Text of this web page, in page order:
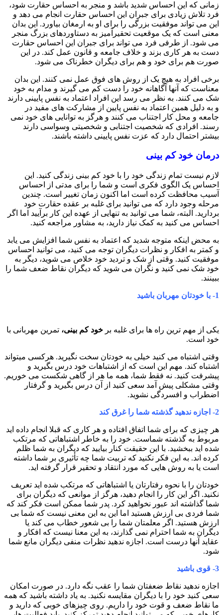
زمانی که این احساس شدید باشد و منجر به احساس حقارت شود،
فرد تلاش زیادی برای جبران این احساس حقارت انجام می دهد و
این می تواند موفقیت بزرگی را برای او به ارمغان بیاورد. این بدان
معنی است که یک موقعیت تحقیرآمیز به دستاوردهای بزرگ منجر
می شود. از طرفی فرد می تواند برای جبران این احساس حقارت
دست به هر کاری بزند و خلاف جامعه و قانون عمل کند. در این
صورت هم برای خود و هم برای دیگران خطرناک می شود.
برخی افراد به هیچ یک از روش های فوق عمل نمی کنند. این بدان
معناست که آنها آگاهانه خود را دست کم می گیرند و مدام به خود
شک می کنند. به نظر می رسد این افراد اعتماد به نفس پایینی دارند
و به دلیل همین اعتماد به نفس پایین از مشارکت های مفید در
جامعه و محل کار اجتناب می کنند و هرگز به توانایی های خود نمی
رسند. افرادی که شخصیت اجتنابی و شخصیتی وسواسی دارند
بیشتر احتمال دارد که عزت نفس پایینی داشته باشند.
درمان خود‌ کم‌ بینی
لازم نیست تمام زندگی خود را با خود کم بینی زندگی کنید. این
احساس یک الگوی فکری است و شما را برای مدتی از احساس
آسیب محافظت کرده است اما اکنون زمان تغییر است. چندین
مرحله وجود دارد که می توانید برای غلبه بر عقده حقارت خود
بردارید. البته، شما می توانید به تنهایی از عهده این کار برآیید اما اگر
احساس می کنید به کمک نیاز دارید، به مشاور مراجعه کنید.
به محض اینکه متوجه شدید که اعتماد به نفس شما افزایش می یابد
و کمتر به افکار و نظرات دیگران توجه می کنید، می توانید احساس
موفقیت کنید. وقتی از شک و تردید خود خلاص می شوید، دیگر به
خود شک نمی کنید و نگران می شوید که دیگران نقاط ضعف شما را
ببینند.
1- با خودتان مهربان باشید
یکی از مهم ترین راه ها برای غلبه بر خود کم بینی، تمرین مهربانی با
خود است.
وقتی اشتباه می کنید خیلی به خودتان سخت نگیرید. هرکسی میتواند
اشتباه کند. مهم این است که از اشتباهات خود درس بگیرید و
پیشرفت کنید. نه فقط شما، همه ما هر از گاهی شکست می خوریم.
وقتی مشکلی پیش آمد سعی کنید از آن درس بگیرید و گرفتار
اضطراب و افسردگی نشوید.
2- اجازه ندهید گذشته شما را غرق کند
هر چیزی که برای شما اتفاق افتاده و هر کاری که قبلا انجام داده اید
مربوط به گذشته شماست. خود را به خاطر اشتباهاتی که مرتکب
شده اید ببخشید. با این حقیقت کنار بیایید که دیگران به شما ظلم
کرده اند. به این فکر نکنید که تربیت شما چه تأثیری بر شما داشته
است یا به روش هایی که مورد انتقاد و تحقیر قرار گرفته اید.
خودتان را با نحوه رفتارتان یا اشتباهاتی که مرتکب شده اید تعریف
نکنید. اگر این کار را انجام دهید، هرگز از موانعی که دیگران برای
شما گذاشته اند عبور نخواهید کرد. پدر شما ممکن است فکر کند که
شما فردی بی ارزش هستید اما این به این معنی نیست که شما بی
ارزش هستید. اگر معلمتان شما را بی شعور خطاب می کند یا
دیگران به شما احترام نمی گذارند، به این معنا نیست که افکار و
عقاید آنها درست است. اجازه ندهید نظرات منفی دیگران مانع شما
شود.
3- قوی باشید
اجازه ندهید نقاط ضعفتان شما را عقب نگه دارد. در صورت امکان
سعی کنید خود را با دیگران مقایسه نکنید. به یاد داشته باشید که همه
ما نقاط ضعف و قوت خود را داریم. روی چیزهای خوبی که دارید و